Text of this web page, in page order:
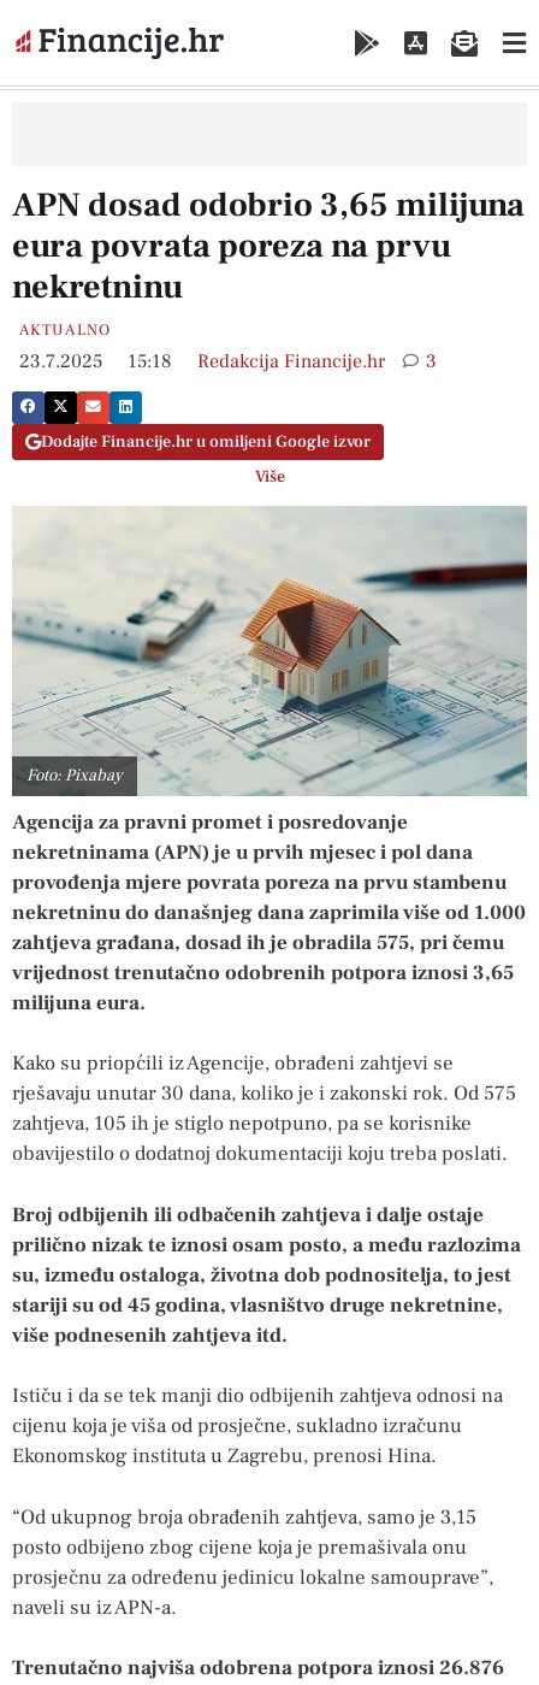
APN dosad odobrio 3,65 milijuna
eura povrata poreza na prvu
nekretninu
AKTUALNO
23.7.2025 15:18 Redakcija Financije.hr 3
Dodajte Financije.hr u omiljeni Google izvor
Više
Foto: Pixabay
Agencija za pravni promet i posredovanje
nekretninama (APN) je u prvih mjesec i pol dana
provođenja mjere povrata poreza na prvu stambenu
nekretninu do današnjeg dana zaprimila više od 1.000
zahtjeva građana, dosad ih je obradila 575, pri čemu
vrijednost trenutačno odobrenih potpora iznosi 3,65
milijuna eura.
Kako su priopćili iz Agencije, obrađeni zahtjevi se
rješavaju unutar 30 dana, koliko je i zakonski rok. Od 575
zahtjeva, 105 ih je stiglo nepotpuno, pa se korisnike
obavijestilo o dodatnoj dokumentaciji koju treba poslati.
Broj odbijenih ili odbačenih zahtjeva i dalje ostaje
prilično nizak te iznosi osam posto, a među razlozima
su, između ostaloga, životna dob podnositelja, to jest
stariji su od 45 godina, vlasništvo druge nekretnine,
više podnesenih zahtjeva itd.
Ističu i da se tek manji dio odbijenih zahtjeva odnosi na
cijenu koja je viša od prosječne, sukladno izračunu
Ekonomskog instituta u Zagrebu, prenosi Hina.
“Od ukupnog broja obrađenih zahtjeva, samo je 3,15
posto odbijeno zbog cijene koja je premašivala onu
prosječnu za određenu jedinicu lokalne samouprave”,
naveli su iz APN-a.
Trenutačno najviša odobrena potpora iznosi 26.876